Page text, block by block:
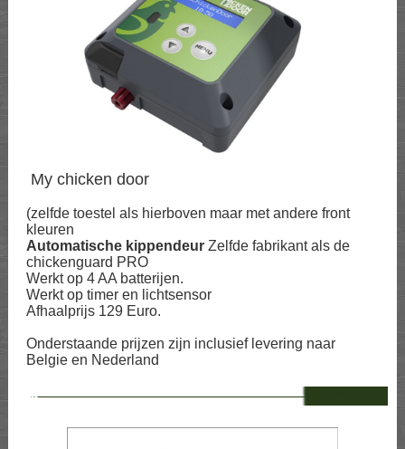
My chicken door
(zelfde toestel als hierboven maar met andere front
kleuren
Automatische kippendeur Zelfde fabrikant als de
chickenguard PRO
Werkt op 4 AA batterijen.
Werkt op timer en lichtsensor
Afhaalprijs 129 Euro.
Onderstaande prijzen zijn inclusief levering naar
Belgie en Nederland
--